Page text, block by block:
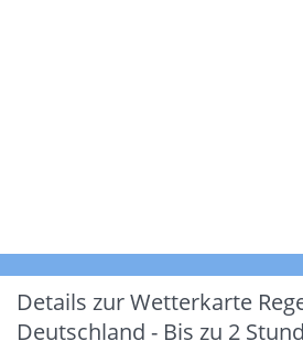
Details zur Wetterkarte
Deutschland - Bis zu 2